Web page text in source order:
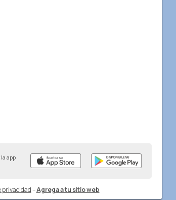
app
privacidad–Agrega a tu sitio web